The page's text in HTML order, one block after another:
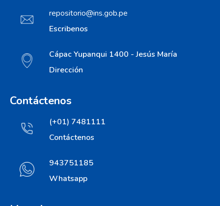
repositorio@ins.gob.pe
Escribenos
Cápac Yupanqui 1400 - Jesús María
Dirección
Contáctenos
(+01) 7481111
Contáctenos
943751185
Whatsapp